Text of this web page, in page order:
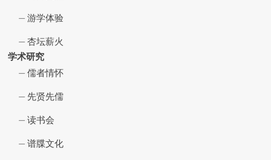
游学体验
杏坛薪火
学术研究
儒者情怀
先贤先儒
读书会
谱牒文化